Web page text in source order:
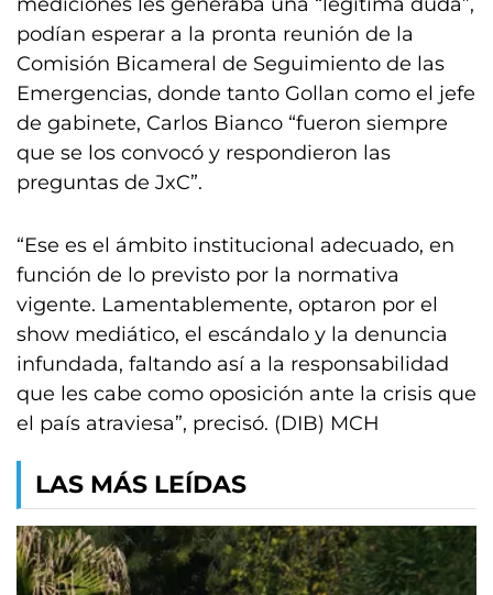
podían esperar a la pronta reunión de la
Comisión Bicameral de Seguimiento de las
Emergencias, donde tanto Gollan como el jefe
de gabinete, Carlos Bianco “fueron siempre
que se los convocó y respondieron las
preguntas de JxC”.
“Ese es el ámbito institucional adecuado, en
función de lo previsto por la normativa
vigente. Lamentablemente, optaron por el
show mediático, el escándalo y la denuncia
infundada, faltando así a la responsabilidad
que les cabe como oposición ante la crisis que
el país atraviesa”, precisó. (DIB) MCH
LAS MÁS LEÍDAS